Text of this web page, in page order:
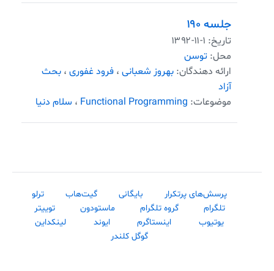
جلسه ۱۹۰
تاریخ: ۱۳۹۲-۱۱-۱
محل: توسن
ارائه دهندگان: بهروز شعبانی ، فرود غفوری ، بحث
آزاد
موضوعات: Functional Programming ، سلام دنیا
پرسش‌های پرتکرار بایگانی گیت‌هاب
ترلو
تلگرام
گروه تلگرام ماستودون
توییتر
یوتیوب
اینستاگرم ایوند
لینکداین
گوگل کلندر